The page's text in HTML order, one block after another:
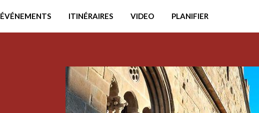
ÉVÉNEMENTS ITINÉRAIRES VIDEO PLANIFIER